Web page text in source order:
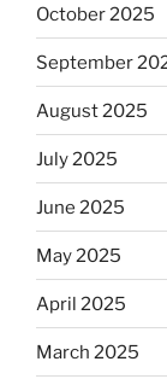
October 2025
September
August 2025
July 2025
June 2025
May 2025
April 2025
March 2025